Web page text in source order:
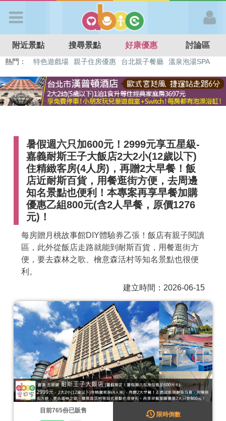
APP登入
首 頁
好康優惠
最新消息
最新留言
商家合作
推薦景點
討論區
聯絡我們
APP下載
附近景點 搜尋景點 好康優惠 討論區
熱門： 溜滑梯民宿 觀光工廠 DIY摘果
日本親子景點
暑假週六只加600元！2999元享五星級-
嘉義耐斯王子大飯店2大2小(12歲以下)
住精緻客房(4人房)，再贈2大早餐！飯
店近耐斯百貨，用餐逛街方便，去周邊
知名景點也便利！本專案再享早餐加購
優惠乙組800元(含2人早餐，原價1276
元)！
每房贈月桃故事館DIY體驗券乙張！飯店有親子閱讀
區，此外從飯店走路就能到耐斯百貨，用餐逛街方
便，要去森林之歌、檜意森活村等知名景點也很便
利。
建立時間：2026-06-15
目前765份已販售
限時倒數